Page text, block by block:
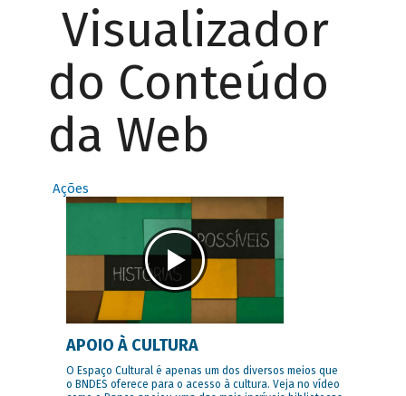
Visualizador
do Conteúdo
da Web
Ações
APOIO À CULTURA
O Espaço Cultural é apenas um dos diversos meios que
o BNDES oferece para o acesso à cultura. Veja no vídeo